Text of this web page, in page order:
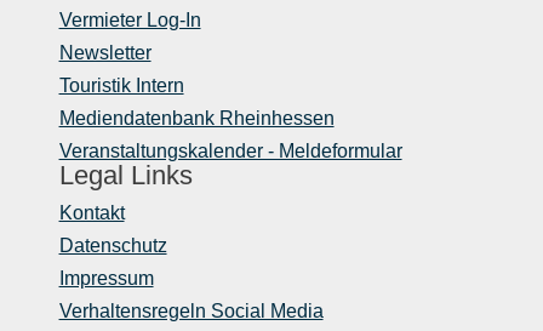
Vermieter Log-In
Newsletter
Touristik Intern
Mediendatenbank Rheinhessen
Veranstaltungskalender - Meldeformular
Legal Links
Kontakt
Datenschutz
Impressum
Verhaltensregeln Social Media